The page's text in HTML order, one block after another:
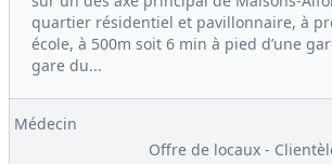
quartier résidentiel et pavillonnaire, à
école, à 500m soit 6 min à pied d’une
gare du...
Médecin
Offre de locaux -